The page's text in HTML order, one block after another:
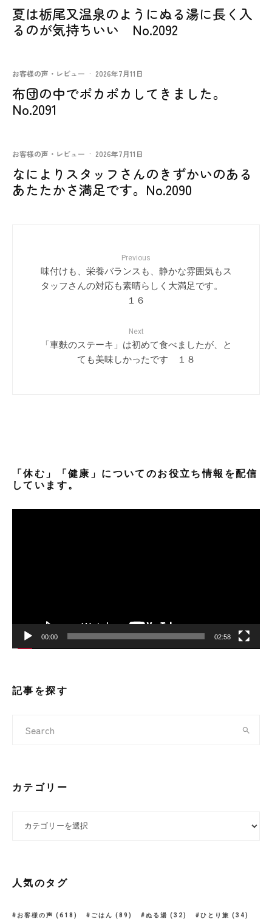
夏は栃尾又温泉のようにぬる湯に長く入
るのが気持ちいい No.2092
お客様の声・レビュー · 2026年7月11日
布団の中でポカポカしてきました。
No.2091
お客様の声・レビュー · 2026年7月11日
なによりスタッフさんのきずかいのある
あたたかさ満足です。No.2090
Previous
味付けも、栄養バランスも、静かな雰囲気もス
タッフさんの対応も素晴らしく大満足です。
１６
Next
「車麩のステーキ」は初めて食べましたが、と
ても美味しかったです １８
「休む」「健康」についてのお役立ち情報を配信
しています。
00:00 02:58
記事を探す
カテゴリー
人気のタグ
お客様の声 (618) ごはん (89) ぬる湯 (32) ひとり旅 (34)